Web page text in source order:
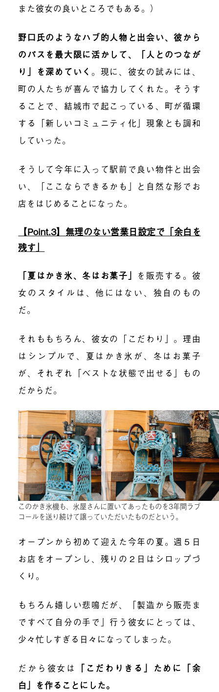
また彼女の良いところでもある。）
野口氏のようなハブ的人物と出会い、彼から
のパスを最大限に活かして、「人とのつなが
り」を深めていく 。現に、彼女の試みには、
町の人たちが喜んで協力してくれた。そうす
ることで、結城市で起こっている、町が循環
する「新しいコミュニティ化」現象とも調和
していった。
そうして今年に入って駅前で良い物件と出会
い、「ここならできるかも」と自然な形でお
店をはじめることになった。
【Point.3】無理のない営業日設定で「余白を
残す」
「夏はかき氷、冬はお菓子」 を販売する。彼
女のスタイルは、他にはない、独自のもの
だ。
それももちろん、彼女の「こだわり」。理由
はシンプルで、夏はかき氷が、冬はお菓子
が、それぞれ「ベストな状態で出せる」もの
だからだ。
このかき氷機も、氷屋さんに置いてあったものを3年間ラブ
コールを送り続けて譲っていただいたものだという。
オープンから初めて迎えた今年の夏。週５日
お店をオープンし、残りの２日はシロップづ
くり。
もちろん嬉しい悲鳴だが、「製造から販売ま
ですべて自分の手で」行う彼女にとっては、
少々忙しすぎる日々になってしまった。
だから彼女は
「こだわりきる」ために「余
白」を作ることにした。